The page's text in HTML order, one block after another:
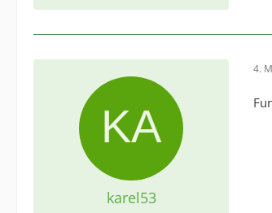
karel53
4.